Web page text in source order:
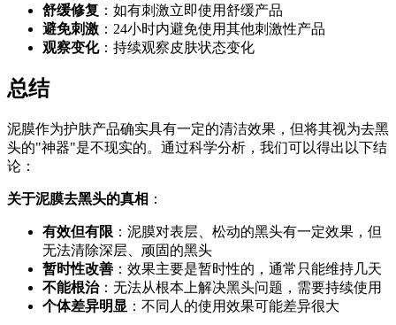
舒缓修复 ：如有刺激立即使用舒缓产品
避免刺激 ：24小时内避免使用其他刺激性产品
观察变化：持续观察皮肤状态变化
总结
泥膜作为护肤产品确实具有一定的清洁效果，但将其视为去黑
头的"神器"是不现实的。通过科学分析，我们可以得出以下结
论：
关于泥膜去黑头的真相 ：
有效但有限 ：泥膜对表层、松动的黑头有一定效果，但
无法清除深层、顽固的黑头
暂时性改善 ：效果主要是暂时性的，通常只能维持几天
不能根治：无法从根本上解决黑头问题，需要持续使用
个体差异明显 ：不同人的使用效果可能差异很大